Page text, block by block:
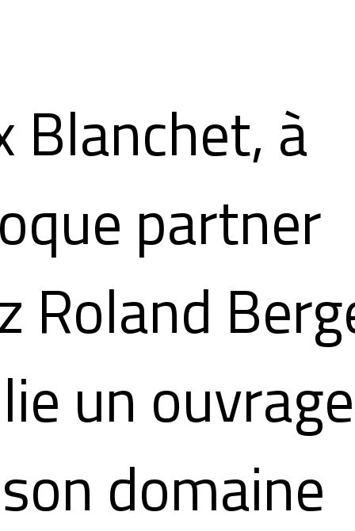
Blanchet, à
partner
Roland
un ouvrage
domaine